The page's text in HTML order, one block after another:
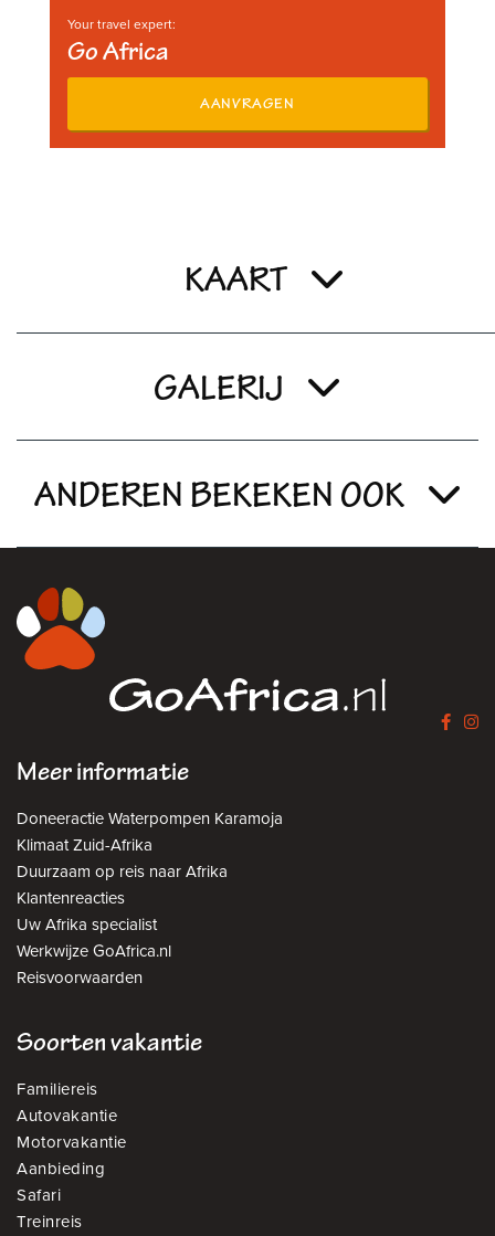
Your travel expert:
Go Africa
AANVRAGEN
KAART
GALERIJ
ANDEREN BEKEKEN OOK
Meer informatie
Doneeractie Waterpompen Karamoja
Klimaat Zuid-Afrika
Duurzaam op reis naar Afrika
Klantenreacties
Uw Afrika specialist
Werkwijze GoAfrica.nl
Reisvoorwaarden
Soorten vakantie
Familiereis
Autovakantie
Motorvakantie
Aanbieding
Safari
Treinreis